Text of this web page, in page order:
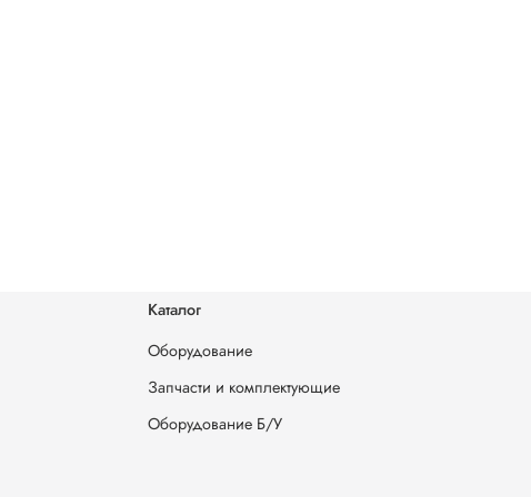
Каталог
Оборудование
Запчасти и комплектующие
Оборудование Б/У